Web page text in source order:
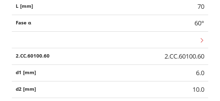
70
60°
2.CC.60100.60
6.0
10.0